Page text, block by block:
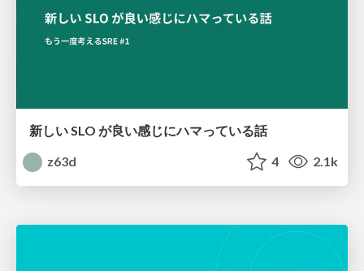
新しい SLO が良い感じにハマっている話
z63d
4 2.1k